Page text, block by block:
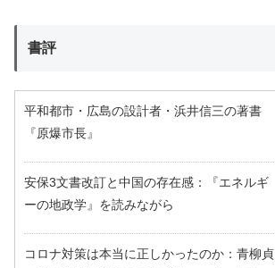
書評
平和都市・広島の設計者・浜井信三の著書
『原爆市長』
安保3文書改訂と中国の存在感：『エネルギ
ーの地政学』を読みながら
コロナ対策は本当に正しかったのか：青柳貞